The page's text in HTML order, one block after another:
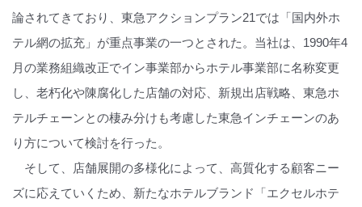
論されてきており、東急アクションプラン21では「国内外ホ
テル網の拡充」が重点事業の一つとされた。当社は、1990年4
月の業務組織改正でイン事業部からホテル事業部に名称変更
し、老朽化や陳腐化した店舗の対応、新規出店戦略、東急ホ
テルチェーンとの棲み分けも考慮した東急インチェーンのあ
り方について検討を行った。
そして、店舗展開の多様化によって、高質化する顧客ニー
ズに応えていくため、新たなホテルブランド「エクセルホテ